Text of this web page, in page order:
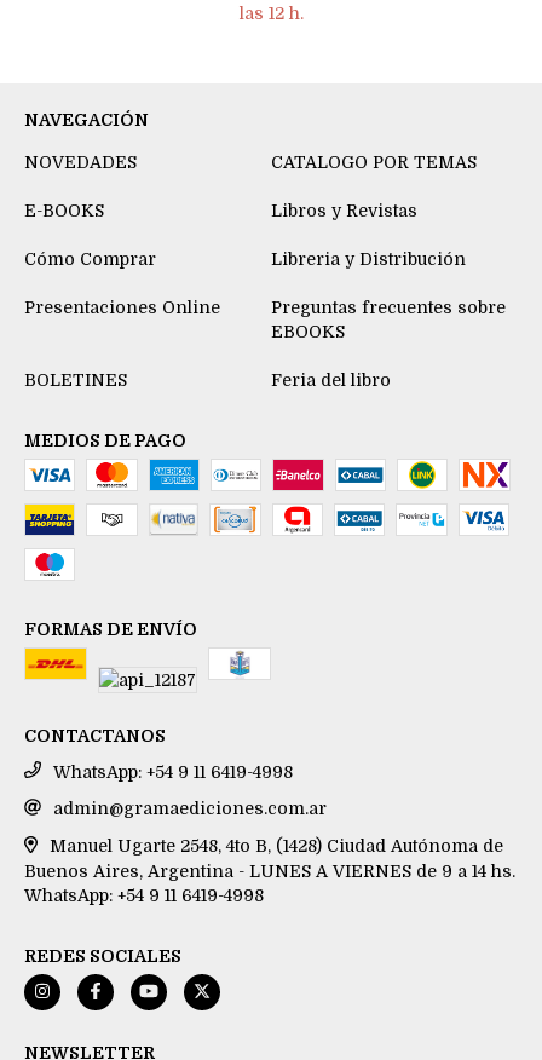
las 12 h.
NAVEGACIÓN
NOVEDADES CATALOGO POR TEMAS
E-BOOKS Libros y Revistas
Cómo Comprar Libreria y Distribución
Presentaciones Online
Preguntas frecuentes sobre
EBOOKS
BOLETINES Feria del libro
MEDIOS DE PAGO
FORMAS DE ENVÍO
CONTACTANOS
WhatsApp: +54 9 11 6419-4998
admin@gramaediciones.com.ar
Manuel Ugarte 2548, 4to B, (1428) Ciudad Autónoma de
Buenos Aires, Argentina - LUNES A VIERNES de 9 a 14 hs.
WhatsApp: +54 9 11 6419-4998
REDES SOCIALES
NEWSLETTER